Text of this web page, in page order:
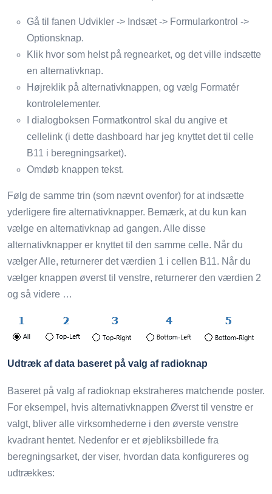
Gå til fanen Udvikler -> Indsæt -> Formularkontrol ->
Optionsknap.
Klik hvor som helst på regnearket, og det ville indsætte
en alternativknap.
Højreklik på alternativknappen, og vælg Formatér
kontrolelementer.
I dialogboksen Formatkontrol skal du angive et
cellelink (i dette dashboard har jeg knyttet det til celle
B11 i beregningsarket).
Omdøb knappen tekst.
Følg de samme trin (som nævnt ovenfor) for at indsætte
yderligere fire alternativknapper. Bemærk, at du kun kan
vælge en alternativknap ad gangen. Alle disse
alternativknapper er knyttet til den samme celle. Når du
vælger Alle, returnerer det værdien 1 i cellen B11. Når du
vælger knappen øverst til venstre, returnerer den værdien 2
og så videre …
Udtræk af data baseret på valg af radioknap
Baseret på valg af radioknap ekstraheres matchende poster.
For eksempel, hvis alternativknappen Øverst til venstre er
valgt, bliver alle virksomhederne i den øverste venstre
kvadrant hentet. Nedenfor er et øjebliksbillede fra
beregningsarket, der viser, hvordan data konfigureres og
udtrækkes: